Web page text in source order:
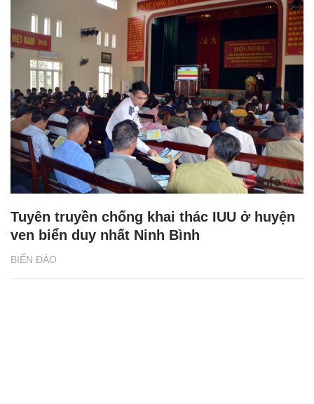
BIỂN ĐẢO
Tuyên truyền chống khai thác IUU ở huyện
ven biển duy nhất Ninh Bình